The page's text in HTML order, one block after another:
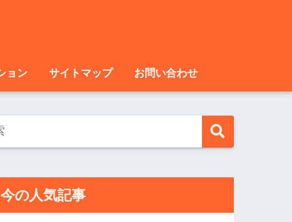
ョン サイトマップ お問い合わせ
今の人気記事